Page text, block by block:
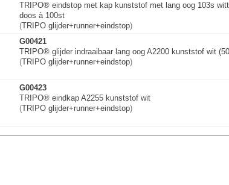
TRIPO® eindstop met kap kunststof met lang oog 103s
doos à 100st
(TRIPO glijder+runner+eindstop)
G00421
TRIPO® glijder indraaibaar lang oog A2200 kunststof wit
(TRIPO glijder+runner+eindstop)
G00423
TRIPO® eindkap A2255 kunststof wit
(TRIPO glijder+runner+eindstop)